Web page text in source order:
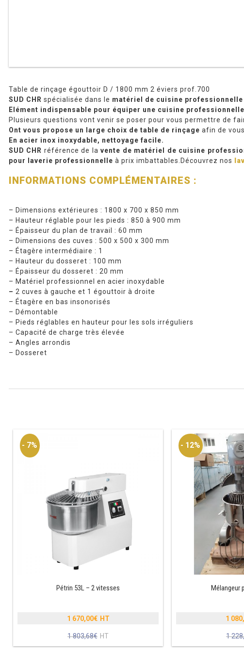
Table de rinçage égouttoir D / 1800 mm 2 éviers prof.700
SUD CHR spécialisée dans le matériel de cuisine professionnelle
Elément indispensable pour équiper une cuisine professionnelle
Plusieurs questions vont venir se poser pour vous permettre de
Ont vous propose un large choix de table de rinçage afin de
En acier inox inoxydable, nettoyage facile.
SUD CHR référence de lavente de matériel de cuisine
pour laverie professionnelle à prix imbattables.Découvrez nos
INFORMATIONS COMPLÉMENTAIRES :
– Dimensions extérieures : 1800 x 700 x 850 mm
– Hauteur réglable pour les pieds : 850 à 900 mm
– Épaisseur du plan de travail : 60 mm
– Dimensions des cuves : 500 x 500 x 300 mm
– Étagère intermédiaire : 1
– Hauteur du dosseret : 100 mm
– Épaisseur du dosseret : 20 mm
– Matériel professionnel en acier inoxydable
– 2 cuves à gauche et 1 égouttoir à droite
– Étagère en bas insonorisés
– Démontable
– Pieds réglables en hauteur pour les sols irréguliers
– Capacité de charge très élevée
– Angles arrondis
– Dosseret
- 7%
Pétrin 53L – 2 vitesses
1 803,68€
prix
initial
1 670,00€
Le
prix
- 12%
Mélangeur
1
1